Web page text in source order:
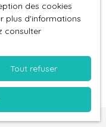
des cookies
plus d'informations
consulter
Tout refuser